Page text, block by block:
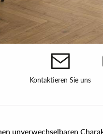
Kontaktieren Sie uns